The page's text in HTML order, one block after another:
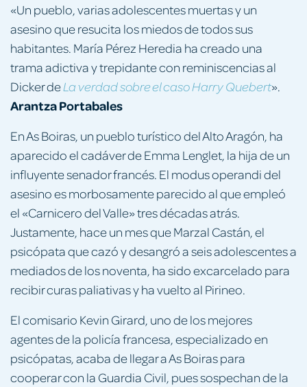
«Un pueblo, varias adolescentes muertas y un
asesino que resucita los miedos de todos sus
habitantes. María Pérez Heredia ha creado una
trama adictiva y trepidante con reminiscencias al
Dicker deLa verdad sobre el caso Harry Quebert».
ArantzaPortabales
En As Boiras, un pueblo turístico del Alto Aragón, ha
aparecido el cadáver de Emma Lenglet, la hija de un
influyente senador francés. El modus operandi del
asesino es morbosamente parecido al que empleó
el «Carnicero del Valle» tres décadas atrás.
Justamente, hace un mes que Marzal Castán, el
psicópata que cazó y desangró a seis adolescentes a
mediados de los noventa, ha sido excarcelado para
recibir curas paliativas y ha vuelto al Pirineo.
El comisario Kevin Girard, uno de los mejores
agentes de la policía francesa, especializado en
psicópatas, acaba de llegar a As Boiras para
cooperar con la Guardia Civil, pues sospechan de la